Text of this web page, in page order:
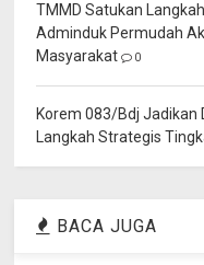
TMMD Satukan
Adminduk Permudah
Masyarakat
0
Korem 083/Bdj Jadikan
Langkah Strategis
BACA JUGA